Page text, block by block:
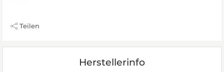
Teilen
Herstellerinfo